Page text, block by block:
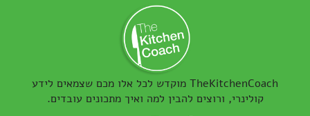
TheKitchenCoach מוקדש לכל אלו מכם שצמאים לידע
קולינרי, ורוצים להבין למה ואיך מתכונים עובדים.